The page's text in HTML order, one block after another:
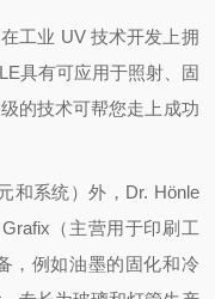
工业 UV 技术开发上拥
具有可应用于照射、固
的技术可帮您走上成功
和系统）外，Dr. Hönle
（主营用于印刷工
，例如油墨的固化和冷